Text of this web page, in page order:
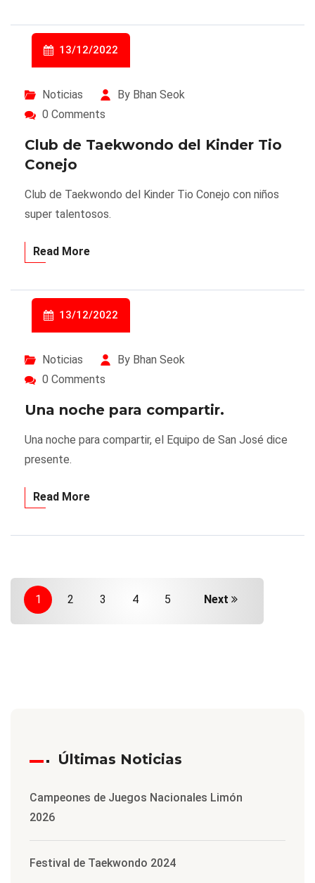
13/12/2022
Noticias
By Bhan Seok
0 Comments
Club de Taekwondo del Kinder Tio
Conejo
Club de Taekwondo del Kinder Tio Conejo con niños
super talentosos.
Read More
13/12/2022
Noticias
By Bhan Seok
0 Comments
Una noche para compartir.
Una noche para compartir, el Equipo de San José dice
presente.
Read More
1 2 3 4 5 Next
Últimas Noticias
Campeones de Juegos Nacionales Limón
2026
Festival de Taekwondo 2024